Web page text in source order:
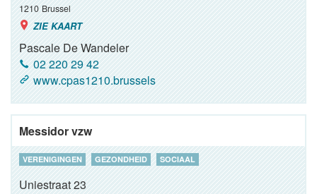
1210 Brussel
ZIE KAART
Pascale De Wandeler
02 220 29 42
www.cpas1210.brussels
Messidor vzw
VERENIGINGEN GEZONDHEID SOCIAAL
Uniestraat 23